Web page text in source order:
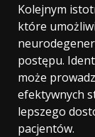
Kolejnym
które
postępu.
może
efektywnych
lepszego
pacjentów.